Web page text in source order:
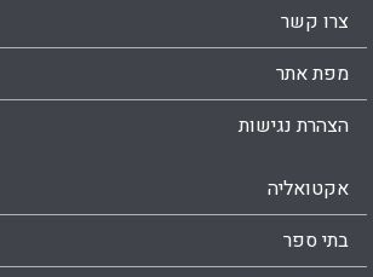
צרו קשר
מפת אתר
הצהרת נגישות
אקטואליה
בתי ספר